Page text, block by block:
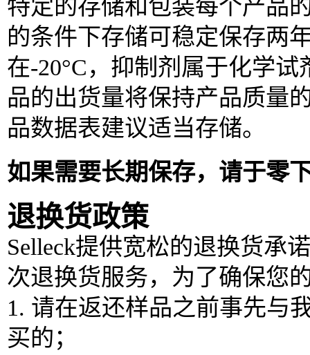
特定的存储和包装每个产品
的条件下存储可稳定保存两
在-20°C，抑制剂属于化学
品的出货量将保持产品质量
品数据表建议适当存储。
如果需要长期保存，请于零
退换货政策
Selleck提供宽松的退换货承
次退换货服务，为了确保您
1. 请在返还样品之前事先与
买的；